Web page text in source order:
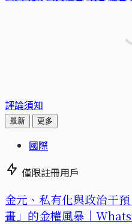
評論須知
最新 更多
國際
僅限註冊用戶
金元、私有化與政治干
畫」的金權風暴｜